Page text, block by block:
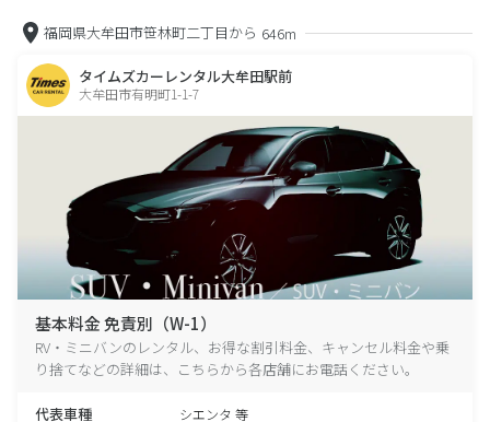
福岡県大牟田市笹林町二丁目から 646m
タイムズカーレンタル大牟田駅前
大牟田市有明町1-1-7
基本料金 免責別（W-1）
RV・ミニバンのレンタル、お得な割引料金、キャンセル料金や乗
り捨てなどの詳細は、こちらから各店舗にお電話ください。
代表車種 シエンタ 等